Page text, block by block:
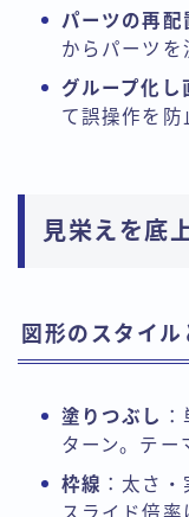
パーツの再配
からパーツを
グループ化し
て誤操作を防
見栄えを底
図形のスタイル
塗りつぶし
ターン。テー
枠線 ：太さ
スライド倍率